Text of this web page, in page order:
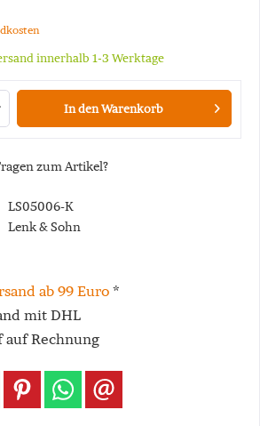
innerhalb 1-3 Werktage
In denWarenkorb
zum Artikel?
LS05006-K
Lenk & Sohn
ab 99 Euro*
mit DHL
auf Rechnung